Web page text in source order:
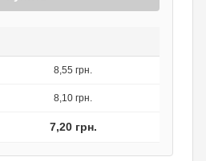
8,55 грн.
8,10 грн.
7,20 грн.